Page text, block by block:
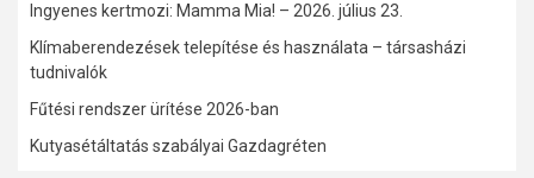
Ingyenes kertmozi: Mamma Mia! – 2026. július 23.
Klímaberendezések telepítése és használata – társasházi
tudnivalók
Fűtési rendszer ürítése 2026-ban
Kutyasétáltatás szabályai Gazdagréten